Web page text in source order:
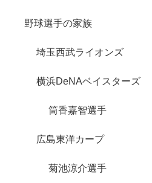
野球選手の家族
埼玉西武ライオンズ
横浜DeNAベイスターズ
筒香嘉智選手
広島東洋カープ
菊池涼介選手